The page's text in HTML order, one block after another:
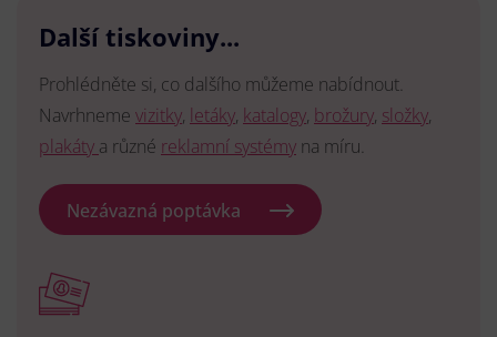
Další tiskoviny...
Prohlédněte si, co dalšího můžeme nabídnout.
Navrhneme vizitky, letáky, katalogy, brožury, složky,
plakáty a různé reklamní systémy na míru.
Nezávazná poptávka